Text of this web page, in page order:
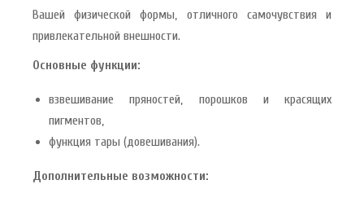
Вашей физической формы, отличного самочувствия и
привлекательной внешности.
Основные функции:
взвешивание пряностей, порошков и красящих
пигментов,
функция тары (довешивания).
Дополнительные возможности: